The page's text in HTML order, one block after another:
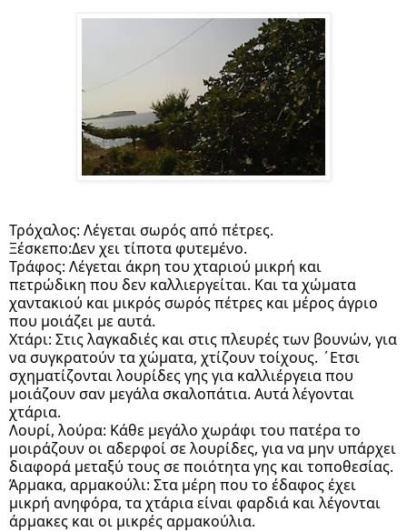
Τρόχαλος: Λέγεται σωρός από πέτρες.
Ξέσκεπο:Δεν χει τίποτα φυτεμένο.
Τράφος: Λέγεται άκρη του χταριού μικρή και
πετρώδικη που δεν καλλιεργείται. Και τα χώματα
χαντακιού και μικρός σωρός πέτρες και μέρος άγριο
που μοιάζει με αυτά.
Χτάρι: Στις λαγκαδιές και στις πλευρές των βουνών, για
να συγκρατούν τα χώματα, χτίζουν τοίχους. ΄Ετσι
σχηματίζονται λουρίδες γης για καλλιέργεια που
μοιάζουν σαν μεγάλα σκαλοπάτια. Αυτά λέγονται
χτάρια.
Λουρί, λούρα: Κάθε μεγάλο χωράφι του πατέρα το
μοιράζουν οι αδερφοί σε λουρίδες, για να μην υπάρχει
διαφορά μεταξύ τους σε ποιότητα γης και τοποθεσίας.
Άρμακα, αρμακούλι: Στα μέρη που το έδαφος έχει
μικρή ανηφόρα, τα χτάρια είναι φαρδιά και λέγονται
άρμακες και οι μικρές αρμακούλια.